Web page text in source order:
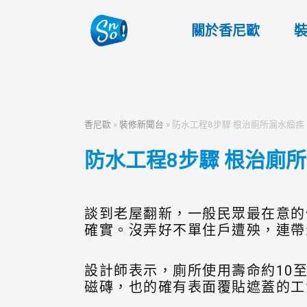
關於香尼歐
香尼歐 »裝修新聞台 » 防水工程8步驟 根治廁所漏水痼疾
防水工程8步驟 根治廁
談到老屋翻新，一般民眾最在意
確實。沒弄好不單住戶遭殃，連
設計師表示，廁所使用壽命約10
磁磚，也的確有表面覆貼遮蓋的